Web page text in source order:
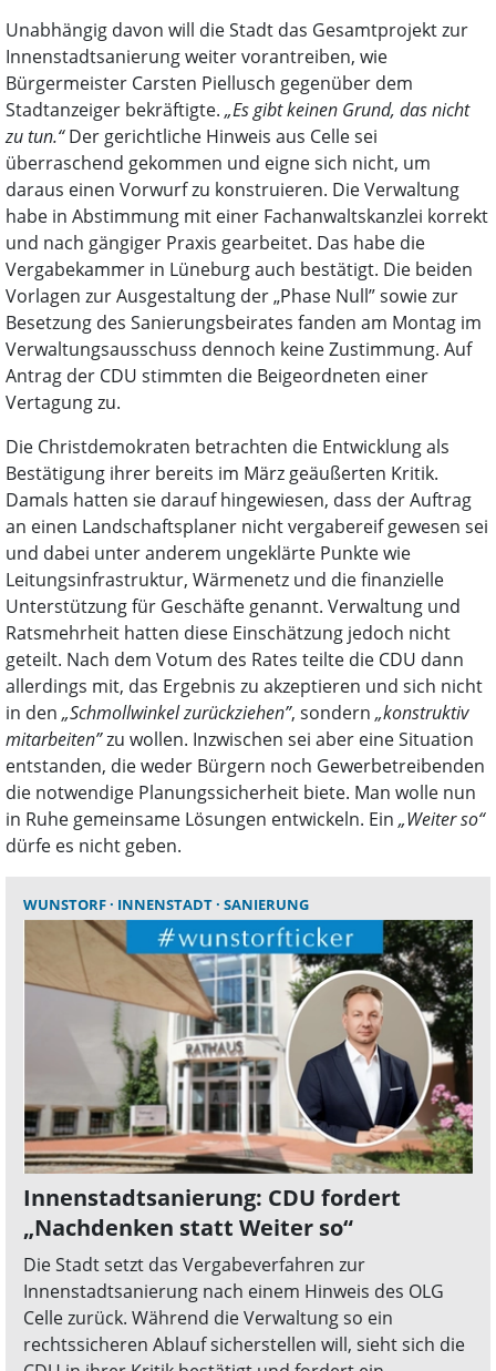
Unabhängig davon will die Stadt das Gesamtprojekt zur
Innenstadtsanierung weiter vorantreiben, wie
Bürgermeister Carsten Piellusch gegenüber dem
Stadtanzeiger bekräftigte. „Es gibt keinen Grund, das nicht
zu tun.“Der gerichtliche Hinweis aus Celle sei
überraschend gekommen und eigne sich nicht, um
daraus einen Vorwurf zu konstruieren. Die Verwaltung
habe in Abstimmung mit einer Fachanwaltskanzlei korrekt
und nach gängiger Praxis gearbeitet. Das habe die
Vergabekammer in Lüneburg auch bestätigt. Die beiden
Vorlagen zur Ausgestaltung der „Phase Null” sowie zur
Besetzung des Sanierungsbeirates fanden am Montag im
Verwaltungsausschuss dennoch keine Zustimmung. Auf
Antrag der CDU stimmten die Beigeordneten einer
Vertagung zu.
Die Christdemokraten betrachten die Entwicklung als
Bestätigung ihrer bereits im März geäußerten Kritik.
Damals hatten sie darauf hingewiesen, dass der Auftrag
an einen Landschaftsplaner nicht vergabereif gewesen sei
und dabei unter anderem ungeklärte Punkte wie
Leitungsinfrastruktur, Wärmenetz und die finanzielle
Unterstützung für Geschäfte genannt. Verwaltung und
Ratsmehrheit hatten diese Einschätzung jedoch nicht
geteilt. Nach dem Votum des Rates teilte die CDU dann
allerdings mit, das Ergebnis zu akzeptieren und sich nicht
in den „Schmollwinkel zurückziehen”, sondern „konstruktiv
mitarbeiten”zu wollen. Inzwischen sei aber eine Situation
entstanden, die weder Bürgern noch Gewerbetreibenden
die notwendige Planungssicherheit biete. Man wolle nun
in Ruhe gemeinsame Lösungen entwickeln. Ein „Weiter so“
dürfe es nicht geben.
WUNSTORF INNENSTADT SANIERUNG
Innenstadtsanierung: CDU fordert
„Nachdenken statt Weiter so“
Die Stadt setzt das Vergabeverfahren zur
Innenstadtsanierung nach einem Hinweis des OLG
Celle zurück. Während die Verwaltung so ein
rechtssicheren Ablauf sicherstellen will, sieht sich die